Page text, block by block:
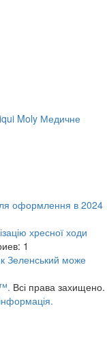
Moly Медичне
оформлення в 2024
хресної ходи
1
Зеленський може
Всі права захищено.